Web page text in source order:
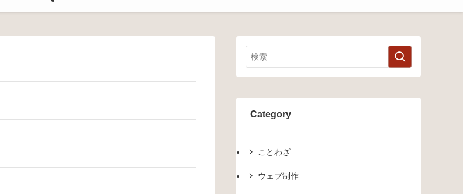
Category
ことわざ
ウェブ制作